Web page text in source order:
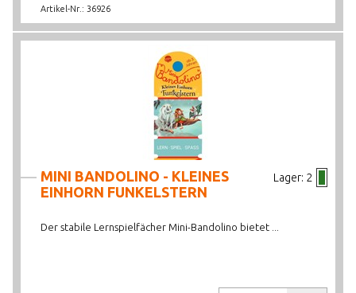
Artikel-Nr.: 36926
Lager: 2
MINI BANDOLINO - KLEINES
EINHORN FUNKELSTERN
Der stabile Lernspielfächer Mini-Bandolino bietet ...